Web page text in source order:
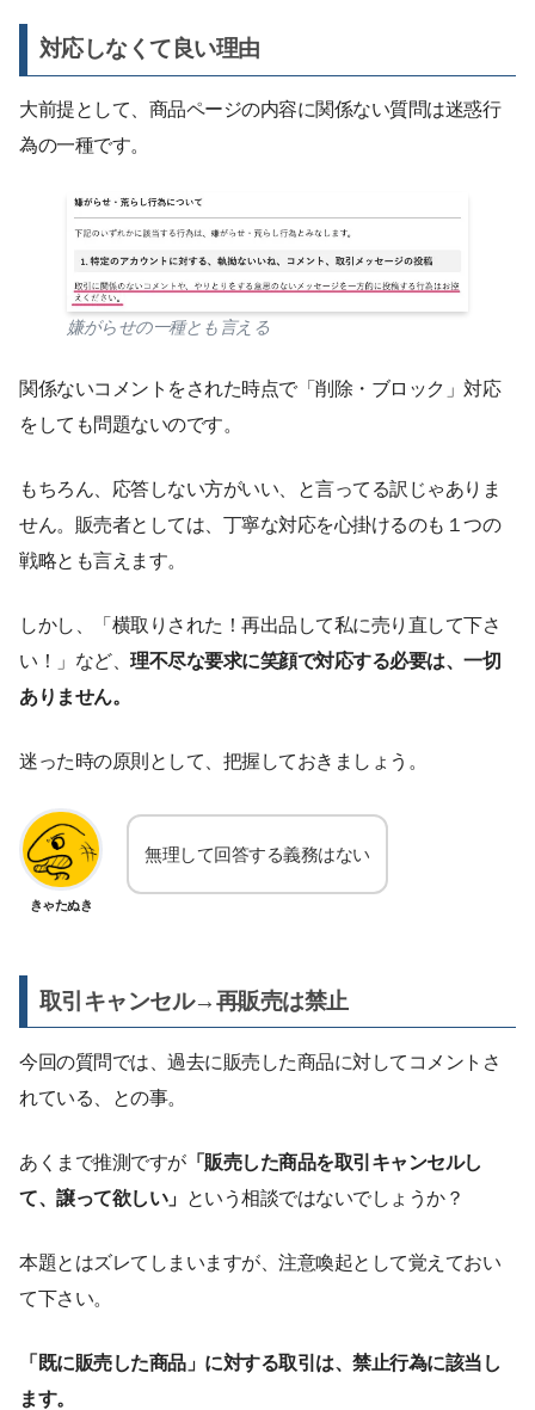
対応しなくて良い理由
大前提として、商品ページの内容に関係ない質問は迷惑行
為の一種です。
嫌がらせの一種とも言える
関係ないコメントをされた時点で「削除・ブロック」対応
をしても問題ないのです。
もちろん、応答しない方がいい、と言ってる訳じゃありま
せん。販売者としては、丁寧な対応を心掛けるのも１つの
戦略とも言えます。
しかし、「横取りされた！再出品して私に売り直して下さ
い！」など、 理不尽な要求に笑顔で対応する必要は、一切
ありません。
迷った時の原則として、把握しておきましょう。
きゃたぬき
無理して回答する義務はない
取引キャンセル→再販売は禁止
今回の質問では、過去に販売した商品に対してコメントさ
れている、との事。
あくまで推測ですが「販売した商品を取引キャンセルし
て、譲って欲しい」 という相談ではないでしょうか？
本題とはズレてしまいますが、注意喚起として覚えておい
て下さい。
「既に販売した商品」に対する取引は、禁止行為に該当し
ます。